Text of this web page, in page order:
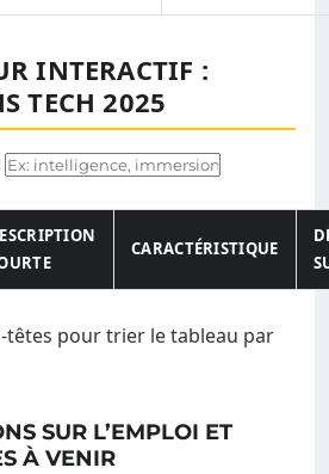
INTERACTIF :
TECH 2025
CARACTÉRISTIQUE
têtes pour trier le tableau par
SUR L’EMPLOI ET
À VENIR